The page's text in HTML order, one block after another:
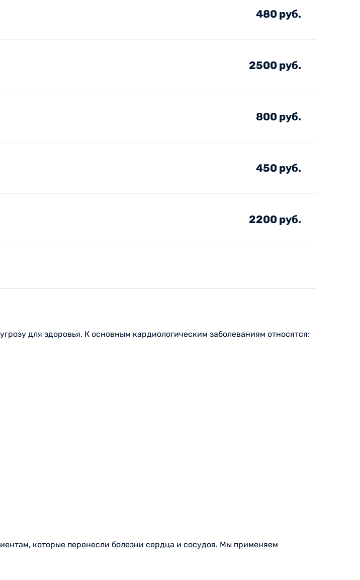
480 руб.
2500 руб.
800 руб.
450 руб.
2200 руб.
для здоровья. К основным кардиологическим заболеваниям относятся:
которые перенесли болезни сердца и сосудов. Мы применяем